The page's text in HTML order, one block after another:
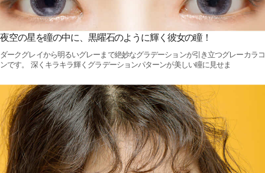
夜空の星を瞳の中に、黒曜石のように輝く彼女の瞳！
ダークグレイから明るいグレーまで絶妙なグラデーションが引き立つグレーカラコ
ンです。 深くキラキラ輝くグラデーションパターンが美しい瞳に見せま